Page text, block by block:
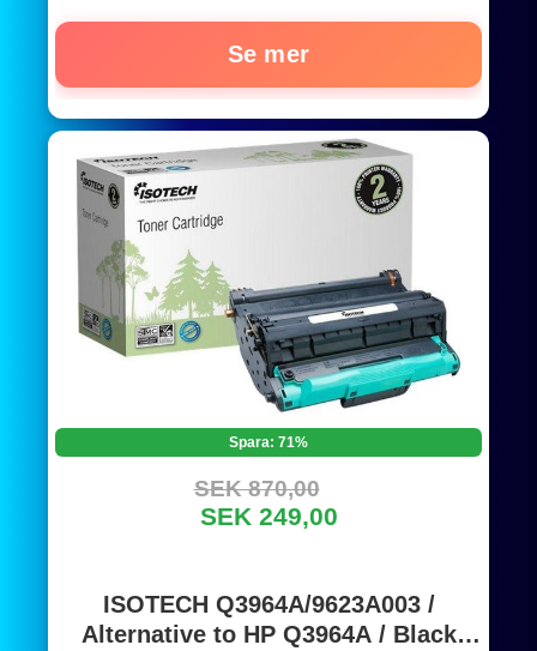
Se mer
Spara: 71%
SEK 870,00
SEK 249,00
ISOTECH Q3964A/9623A003 /
Alternative to HP Q3964A / Black